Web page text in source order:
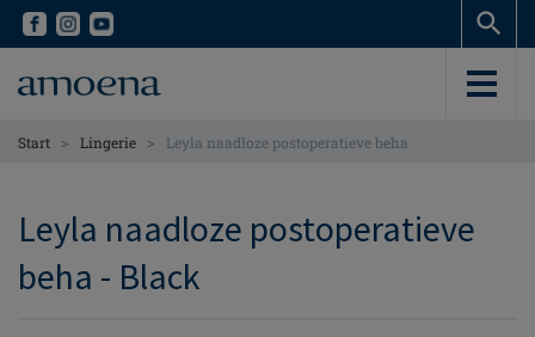
Skip
content
Skip
content
Start > Lingerie > Leyla naadloze postoperatieve beha
Leyla naadloze postoperatieve
beha - Black